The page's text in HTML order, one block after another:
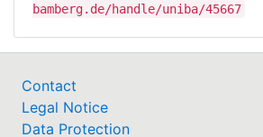
bamberg.de/handle/uniba/45667
Contact
Legal Notice
Data Protection